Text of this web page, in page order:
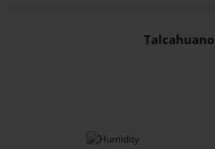
Talcahuano
-